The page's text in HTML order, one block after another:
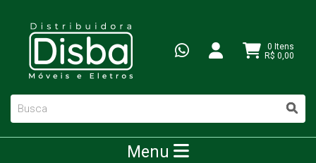
0 Itens
R$ 0,00
Menu